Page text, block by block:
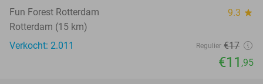
Fun Forest Rotterdam 9.3 star
Rotterdam (15 km)
Verkocht: 2.011
Regulier €17
€11 ,95